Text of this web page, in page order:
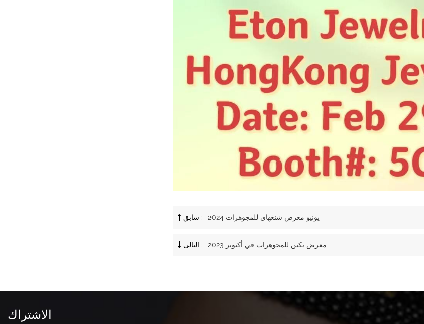
سابق : 2024 يونيو معرض شنغهاي للمجوهرات
التالى : 2023 معرض بكين للمجوهرات في أكتوبر
الاشتراك